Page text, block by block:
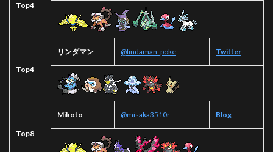
Top4
Top4
リンダマン @lindaman_poke Twitter
Top8
Mikoto @misaka3510r Blog